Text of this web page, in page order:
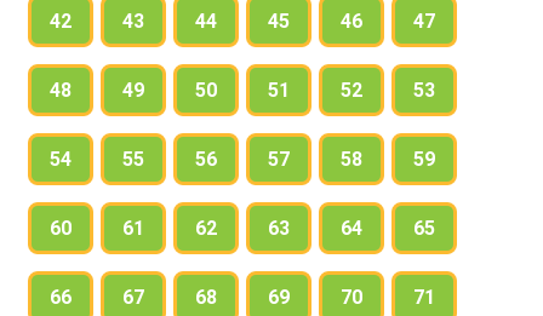
42 43 44 45 46 47
48 49 50 51 52 53
54 55 56 57 58 59
60 61 62 63 64 65
66 67 68 69 70 71